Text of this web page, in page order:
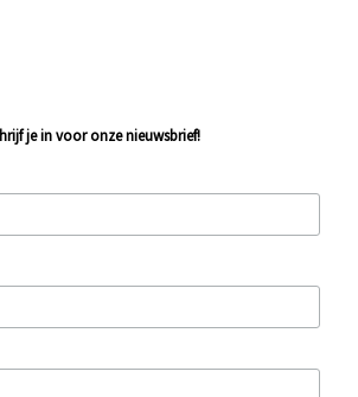
je in voor onze nieuwsbrief!